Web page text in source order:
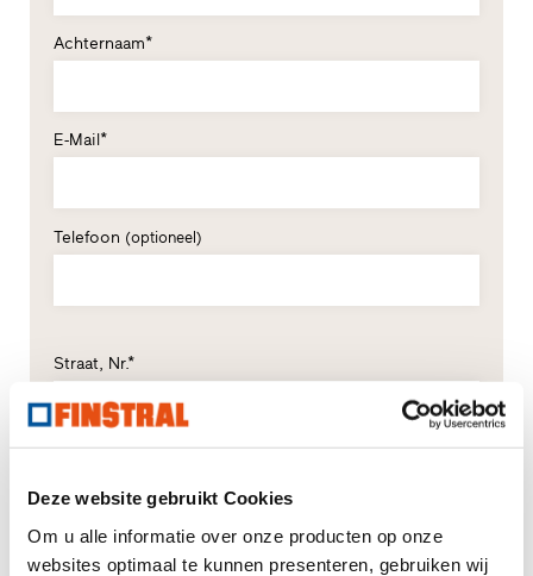
Deze website gebruikt Cookies
Om u alle informatie over onze producten op onze
websites optimaal te kunnen presenteren, gebruiken wij
Achternaam*
E-Mail*
Telefoon (optioneel)
Straat, Nr.*
Land*